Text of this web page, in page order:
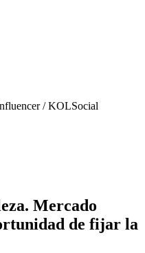
/ KOLSocial
Mercado
de fijar la